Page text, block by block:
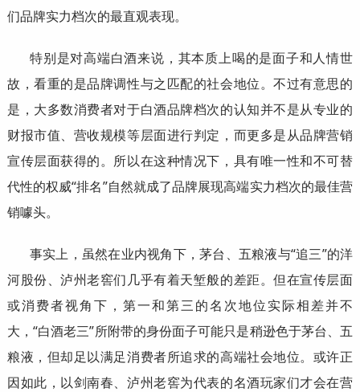
们品牌实力档次的最直观表现。
特别是对高端白酒来说，其本质上喝的是面子和人情世
故，看重的是品牌调性与之匹配的社会地位。不过有意思的
是，大多数消费者对于白酒品牌档次的认知并不是从专业的
财报市值、营收规模等层面进行判定，而更多是从品牌营销
宣传层面获得的。所以在这种情况下，具有唯一性和不可替
代性的权威“排名”自然就成了品牌展现高端实力档次的最佳营
销噱头。
事实上，虽然在业内视角下，茅台、五粮液与“追三”的洋
河股份、泸州老窖们几乎有着天堑般的差距。但在宣传层面
或消费者视角下，第一和第三的名次地位实际相差并不
大，“白酒老三”所附带的身份面子可能只是稍逊色于茅台、五
粮液，但却足以满足消费者所追求的高端社会地位。或许正
因如此，以剑南春、泸州老窖为代表的名酒玩家们才会在营